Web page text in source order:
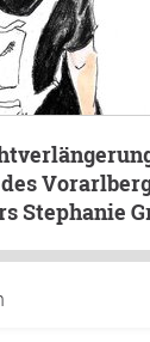
Stephanie